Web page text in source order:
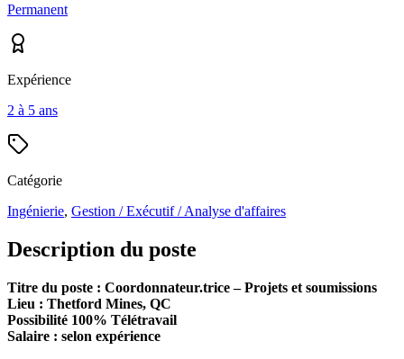
Permanent
Expérience
2 à 5 ans
Catégorie
Ingénierie, Gestion / Exécutif / Analyse d'affaires
Description du poste
Titre du poste : Coordonnateur.trice – Projets et soumissions
Lieu : Thetford Mines, QC
Possibilité 100% Télétravail
Salaire : selon expérience